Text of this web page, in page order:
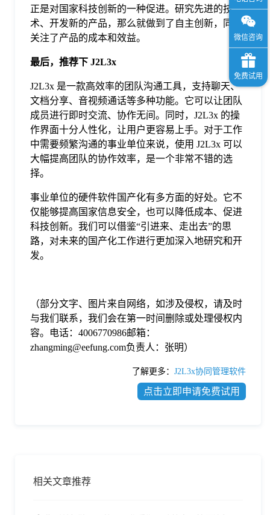
正是对国家科技创新的一种促进。研究先进的技
术、开发新的产品，那么就做到了自主创新，同时
关注了产品的成本和效益。
最后，推荐下 J2L3x
J2L3x 是一款高效率的团队沟通工具，支持聊天、
文档分享、音视频通话等多种功能。它可以让团队
成员进行即时交流、协作无间。同时，J2L3x 的操
作界面十分人性化，让用户更容易上手。对于工作
中需要频繁沟通的事业单位来说，使用 J2L3x 可以
大幅提高团队的协作效率，是一个非常不错的选
择。
事业单位的硬件软件国产化有多方面的好处。它不
仅能够提高国家信息安全，也可以降低成本、促进
科技创新。我们可以借鉴“引进来、走出去”的思
路，对未来的国产化工作进行更加深入地研究和开
发。
（部分文字、图片来自网络，如涉及侵权，请及时
与我们联系，我们会在第一时间删除或处理侵权内
容。电话：4006770986邮箱：
zhangming@eefung.com负责人：张明）
了解更多： J2L3x协同管理软件
点击立即申请免费试用
相关文章推荐